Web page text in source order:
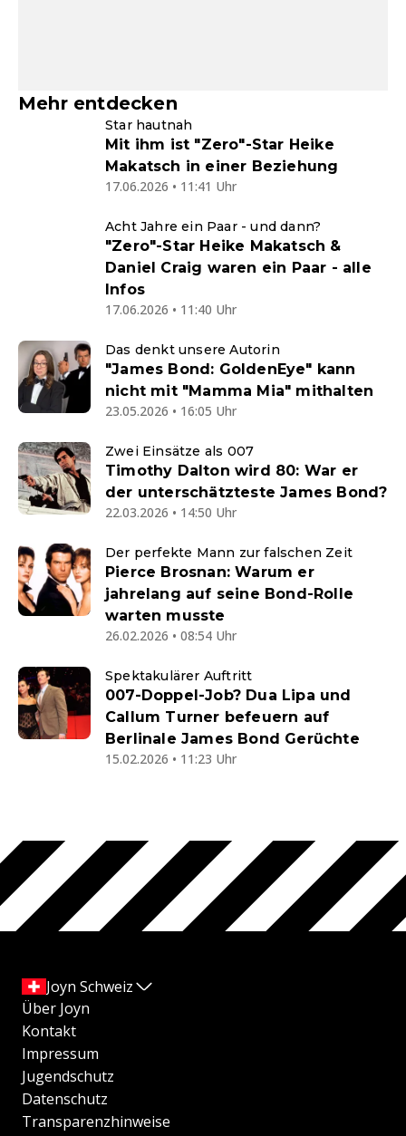
Mehr entdecken
Star hautnah
Mit ihm ist "Zero"-Star Heike
Makatsch in einer Beziehung
17.06.2026 • 11:41 Uhr
Acht Jahre ein Paar - und dann?
"Zero"-Star Heike Makatsch &
Daniel Craig waren ein Paar - alle
Infos
17.06.2026 • 11:40 Uhr
Das denkt unsere Autorin
"James Bond: GoldenEye" kann
nicht mit "Mamma Mia" mithalten
23.05.2026 • 16:05 Uhr
Zwei Einsätze als 007
Timothy Dalton wird 80: War er
der unterschätzteste James Bond?
22.03.2026 • 14:50 Uhr
Der perfekte Mann zur falschen Zeit
Pierce Brosnan: Warum er
jahrelang auf seine Bond-Rolle
warten musste
26.02.2026 • 08:54 Uhr
Spektakulärer Auftritt
007-Doppel-Job? Dua Lipa und
Callum Turner befeuern auf
Berlinale James Bond Gerüchte
15.02.2026 • 11:23 Uhr
Joyn Schweiz
Über Joyn
Kontakt
Impressum
Jugendschutz
Datenschutz
Transparenzhinweise